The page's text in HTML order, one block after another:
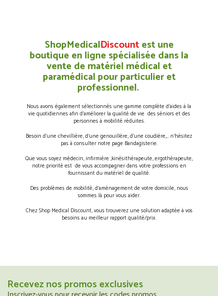
ShopMedicalDiscountest une
boutique en ligne spécialisée dans la
vente de matériel médical et
paramédical pour particulier et
professionnel.
Nous avons également sélectionnés une gamme complète d’aides à la
vie quotidiennes afin d’améliorer la qualité de vie des séniors et des
personnes à mobilité réduites.
Besoin d’une chevillière, d’une genouillère, d’une coudière,… n’hésitez
pas à consulter notre page Bandagisterie.
Que vous soyez médecin, infirmière ,kinésithérapeute, ergothérapeute,
notre priorité est de vous accompagner dans votre professions en
fournissant du matériel de qualité.
Des problèmes de mobilité, d’aménagement de votre domicile, nous
sommes là pour vous aider.
Chez Shop Medical Discount, vous trouverez une solution adaptée à vos
besoins au meilleur rapport qualité/prix.
Recevez nos promos exclusives